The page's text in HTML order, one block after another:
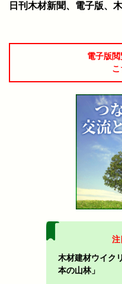
日刊木材新聞、電子版、
電子版
注
木材建材ウイク
本の山林」